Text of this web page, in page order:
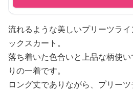
流れるような美しいプリーツラ
ックスカート。
落ち着いた色合いと上品な柄使
りの一着です。
ロング丈でありながら、プリー